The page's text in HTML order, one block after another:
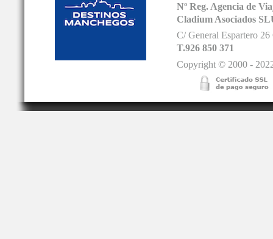
Nº Reg. Agencia de
Cladium Asociados
C/ General Espartero
T.926 850 371
Copyright © 2000 -